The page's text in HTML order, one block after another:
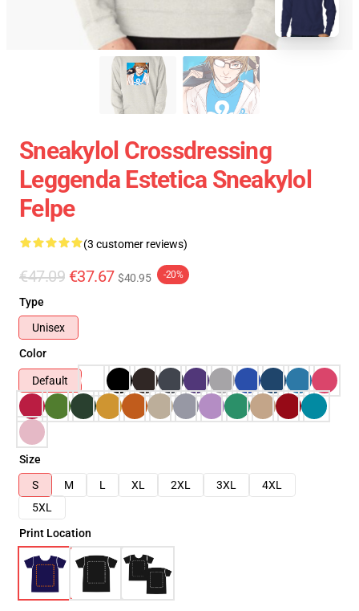
Sneakylol Crossdressing
Leggenda Estetica Sneakylol
Felpe
(3 customer reviews)
€47.09 €37.67 $40.95 -20%
Type
Unisex
Color
Default
Size
S
M L XL 2XL 3XL
4XL
5XL
Print Location